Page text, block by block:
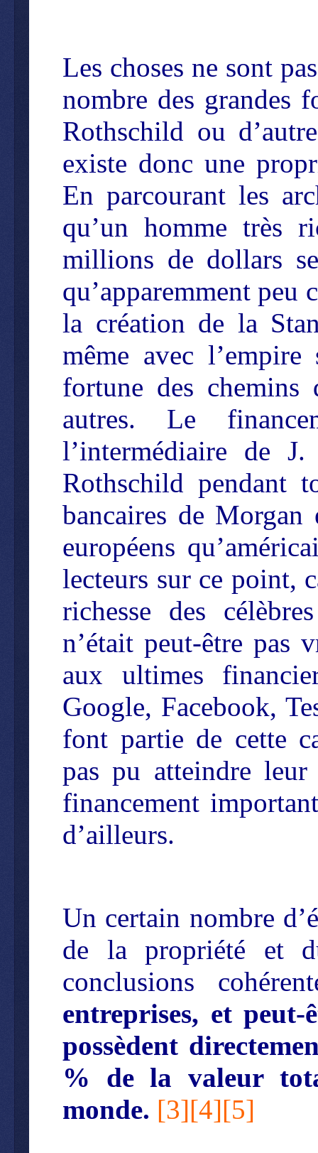
Les choses ne sont
nombre des grandes
Rothschild ou
existe donc une
En parcourant les
qu’un homme très
millions de dollars
qu’apparemment peu
la création de la
même avec
fortune des
autres. Le
l’intermédiaire de
Rothschild pendant
bancaires de Morgan
européens
lecteurs sur ce point,
richesse des
n’était peut-être pas
aux ultimes
Google, Facebook,
font partie de cette
pas pu atteindre
financement
d’ailleurs.
Un certain nombre
de la propriété et
conclusions
entreprises, et peut-
possèdent
% de la valeur
monde. [3][4][5]